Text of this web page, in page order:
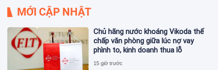
MỚI CẬP NHẬT
Chủ hãng nước khoáng Vikoda thế
chấp văn phòng giữa lúc nợ vay
phình to, kinh doanh thua lỗ
15 giờ trước